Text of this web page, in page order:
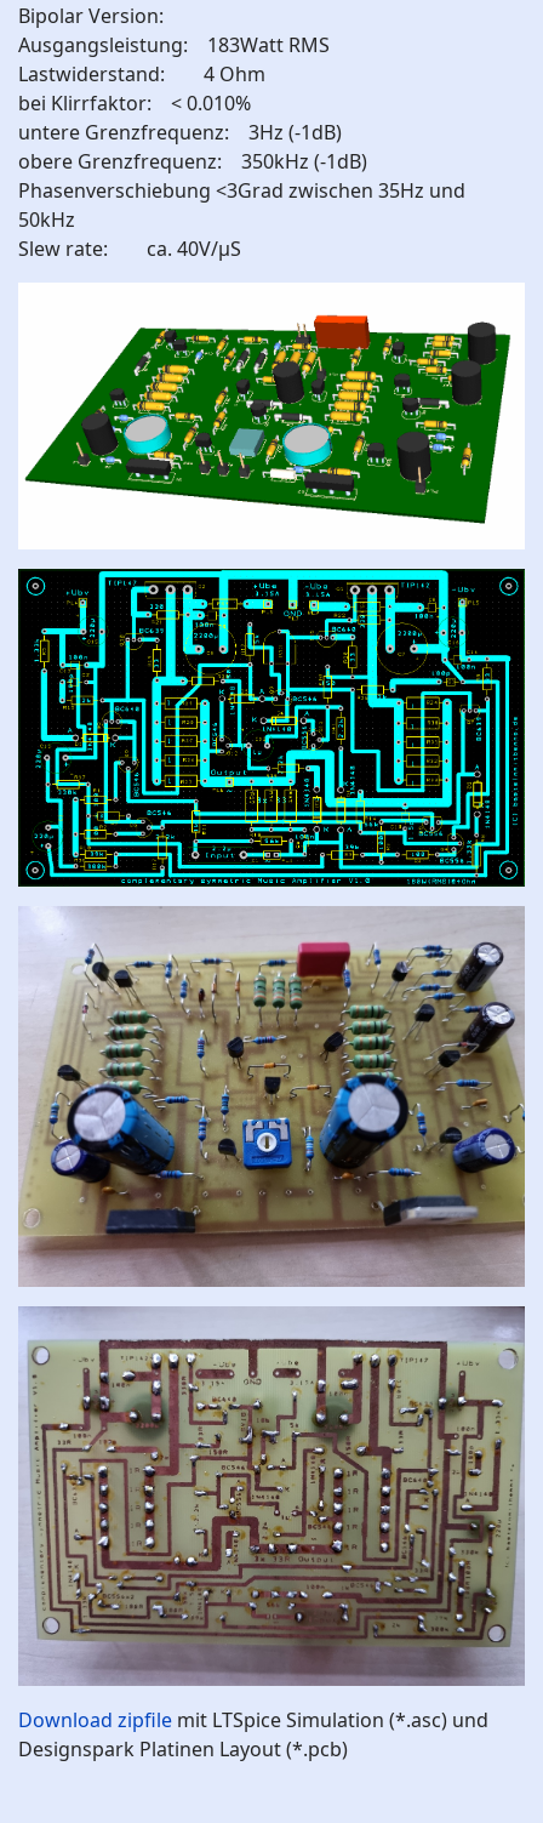
Bipolar Version:
Ausgangsleistung: 183Watt RMS
Lastwiderstand: 4 Ohm
bei Klirrfaktor: < 0.010%
untere Grenzfrequenz: 3Hz (-1dB)
obere Grenzfrequenz: 350kHz (-1dB)
Phasenverschiebung <3Grad zwischen 35Hz und
50kHz
Slew rate: ca. 40V/µS
Download zipfile mit LTSpice Simulation (*.asc) und
Designspark Platinen Layout (*.pcb)